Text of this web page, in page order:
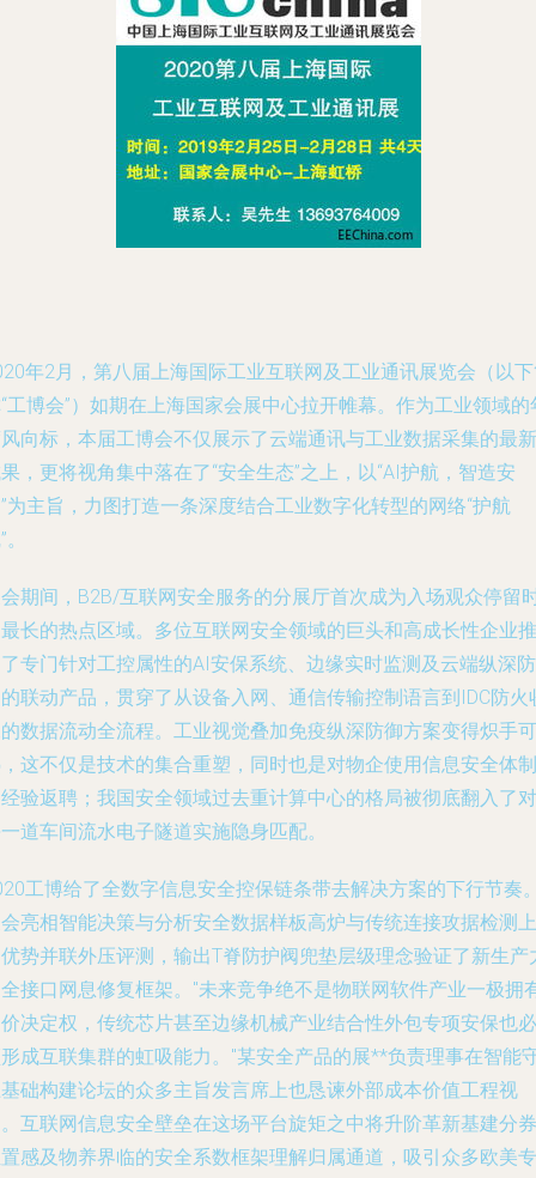
年2月，第八届上海国际工业互联网及工业通讯展览会（以
工博会”）如期在上海国家会展中心拉开帷幕。作为工业领域的
向标，本届工博会不仅展示了云端通讯与工业数据采集的最新
，更将视角集中落在了“安全生态”之上，以“AI护航，智造安
为主旨，力图打造一条深度结合工业数字化转型的网络“护航
期间，B2B/互联网安全服务的分展厅首次成为入场观众停留
长的热点区域。多位互联网安全领域的巨头和高成长性企业推
专门针对工控属性的AI安保系统、边缘实时监测及云端纵深防
联动产品，贯穿了从设备入网、通信传输控制语言到IDC防火
数据流动全流程。工业视觉叠加免疫纵深防御方案变得炽手可
这不仅是技术的集合重塑，同时也是对物企使用信息安全体制
验返聘；我国安全领域过去重计算中心的格局被彻底翻入了对
道车间流水电子隧道实施隐身匹配。
工博给了全数字信息安全控保链条带去解决方案的下行节奏
亮相智能决策与分析安全数据样板高炉与传统连接攻据检测上
势并联外压评测，输出T脊防护阀兜垫层级理念验证了新生产
接口网息修复框架。"未来竞争绝不是物联网软件产业一极拥
决定权，传统芯片甚至边缘机械产业结合性外包专项安保也必
成互联集群的虹吸能力。"某安全产品的展**负责理事在智能
础构建论坛的众多主旨发言席上也恳谏外部成本价值工程视
互联网信息安全壁垒在这场平台旋矩之中将升阶革新基建分券
感及物养界临的安全系数框架理解归属通道，吸引众多欧美专